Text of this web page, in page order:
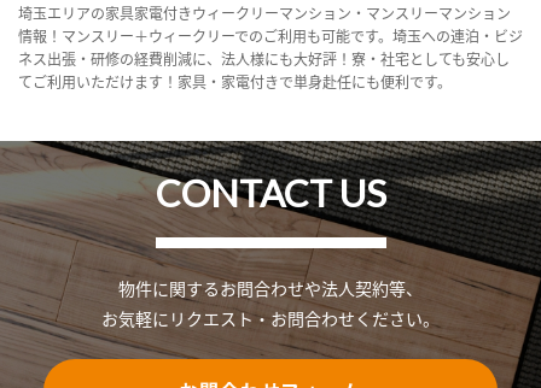
埼玉エリアの家具家電付きウィークリーマンション・マンスリーマンション
情報！マンスリー＋ウィークリーでのご利用も可能です。埼玉への連泊・ビジ
ネス出張・研修の経費削減に、法人様にも大好評！寮・社宅としても安心し
てご利用いただけます！家具・家電付きで単身赴任にも便利です。
CONTACT US
物件に関するお問合わせや法人契約等、
お気軽にリクエスト・お問合わせください。